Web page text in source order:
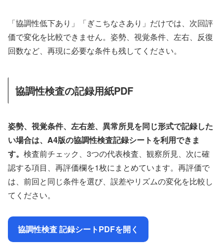
「協調性低下あり」「ぎこちなさあり」だけでは、次回評
価で変化を比較できません。姿勢、視覚条件、左右、反復
回数など、再現に必要な条件も残してください。
協調性検査の記録用紙PDF
姿勢、視覚条件、左右差、異常所見を同じ形式で記録した
い場合は、A4版の協調性検査記録シートを利用できま
す。 検査前チェック、3つの代表検査、観察所見、次に確
認する項目、再評価欄を1枚にまとめています。再評価で
は、前回と同じ条件を選び、誤差やリズムの変化を比較し
てください。
協調性検査 記録シートPDFを開く